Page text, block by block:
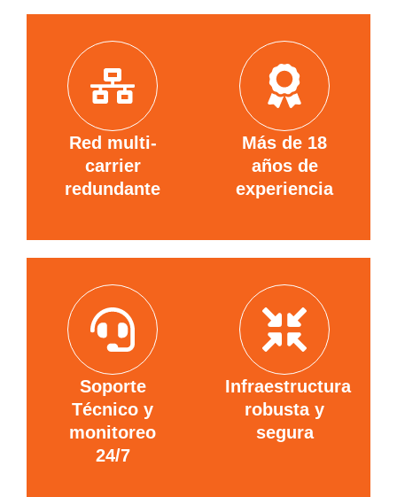
Red multi-
carrier
redundante
Más de 18
años de
experiencia
Soporte
Técnico y
monitoreo
24/7
Infraestructura
robusta y
segura